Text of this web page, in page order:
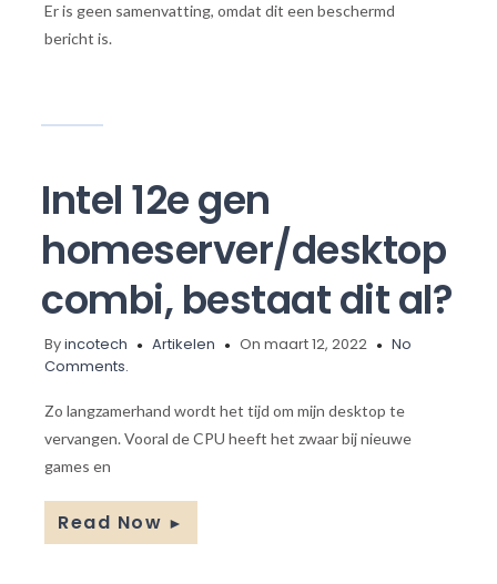
Er is geen samenvatting, omdat dit een beschermd
bericht is.
Intel 12e gen
homeserver/desktop
combi, bestaat dit al?
Byincotech Artikelen On maart 12, 2022
No
Comments.
Zo langzamerhand wordt het tijd om mijn desktop te
vervangen. Vooral de CPU heeft het zwaar bij nieuwe
games en
Read Now ►